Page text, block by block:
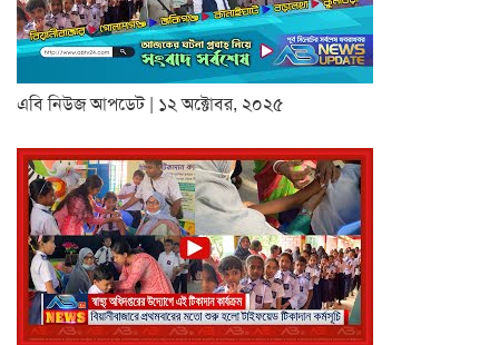
এবি নিউজ আপডেট | ১২ অক্টোবর, ২০২৫